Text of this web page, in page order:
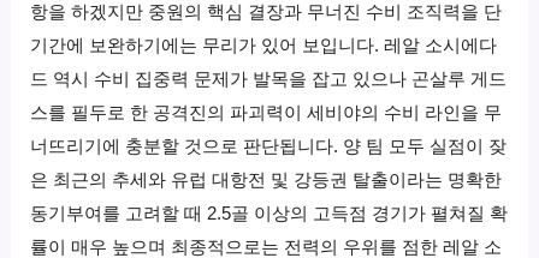
항을 하겠지만 중원의 핵심 결장과 무너진 수비 조직력을 단
기간에 보완하기에는 무리가 있어 보입니다. 레알 소시에다
드 역시 수비 집중력 문제가 발목을 잡고 있으나 곤살루 게드
스를 필두로 한 공격진의 파괴력이 세비야의 수비 라인을 무
너뜨리기에 충분할 것으로 판단됩니다. 양 팀 모두 실점이 잦
은 최근의 추세와 유럽 대항전 및 강등권 탈출이라는 명확한
동기부여를 고려할 때 2.5골 이상의 고득점 경기가 펼쳐질 확
률이 매우 높으며 최종적으로는 전력의 우위를 점한 레알 소